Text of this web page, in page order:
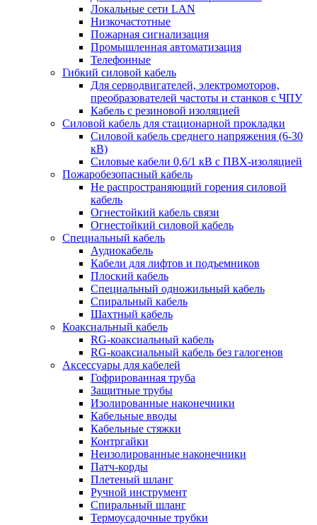
Локальные сети LAN
Низкочастотные
Пожарная сигнализация
Промышленная автоматизация
Телефонные
Гибкий силовой кабель
Для серводвигателей, электромоторов,
преобразователей частоты и станков с ЧПУ
Кабель с резиновой изоляцией
Силовой кабель для стационарной прокладки
Силовой кабель среднего напряжения (6-30
кВ)
Силовые кабели 0,6/1 кВ с ПВХ-изоляцией
Пожаробезопасный кабель
Не распространяющий горения силовой
кабель
Огнестойкий кабель связи
Огнестойкий силовой кабель
Специальный кабель
Аудиокабель
Кабели для лифтов и подъемников
Плоский кабель
Специальный одножильный кабель
Спиральный кабель
Шахтный кабель
Коаксиальный кабель
RG-коаксиальный кабель
RG-коаксиальный кабель без галогенов
Аксессуары для кабелей
Гофрированная труба
Защитные трубы
Изолированные наконечники
Кабельные вводы
Кабельные стяжки
Контргайки
Неизолированные наконечники
Патч-корды
Плетеный шланг
Ручной инструмент
Спиральный шланг
Термоусадочные трубки